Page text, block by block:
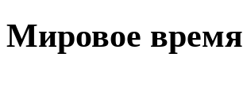
Мировое время